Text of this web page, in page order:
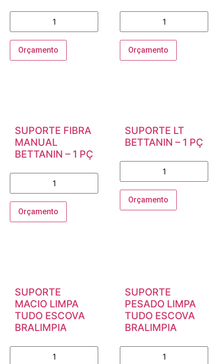
Orçamento Orçamento
SUPORTE FIBRA
MANUAL
BETTANIN – 1 PÇ
Orçamento
SUPORTE LT
BETTANIN – 1 PÇ
Orçamento
SUPORTE
MACIO LIMPA
TUDO ESCOVA
BRALIMPIA
SUPORTE
PESADO LIMPA
TUDO ESCOVA
BRALIMPIA